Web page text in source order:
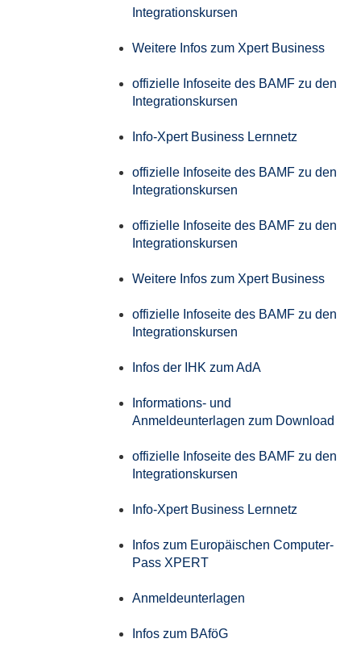
Integrationskursen
Weitere Infos zum Xpert Business
offizielle Infoseite des BAMF zu den
Integrationskursen
Info-Xpert Business Lernnetz
offizielle Infoseite des BAMF zu den
Integrationskursen
offizielle Infoseite des BAMF zu den
Integrationskursen
Weitere Infos zum Xpert Business
offizielle Infoseite des BAMF zu den
Integrationskursen
Infos der IHK zum AdA
Informations- und
Anmeldeunterlagen zum Download
offizielle Infoseite des BAMF zu den
Integrationskursen
Info-Xpert Business Lernnetz
Infos zum Europäischen Computer-
Pass XPERT
Anmeldeunterlagen
Infos zum BAföG